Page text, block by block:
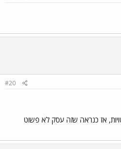
#20
אז כנראה שזה עסק לא פשוט